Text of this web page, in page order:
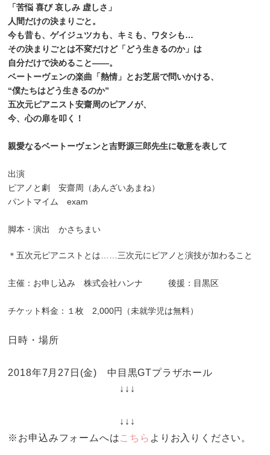
「苦悩 喜び 哀しみ 虚しさ」
人間だけの決まりごと。
今も昔も、ゲイジュツカも、キミも、ワタシも…
その決まりごとは不変だけど「どう生きるのか」は
自分だけで決めること——。
ベートーヴェンの楽曲「熱情」とお芝居で問いかける、
“僕たちはどう生きるのか”
五次元ピアニスト安齋周のピアノが、
今、心の扉を叩く！
親愛なるベートーヴェンと吉野源三郎先生に敬意を表して
出演
ピアノと劇 安齋周（あんざいあまね）
パントマイム exam
脚本・演出 かさちまい
＊五次元ピアニストとは……三次元にピアノと演技が加わること
主催：お申し込み 株式会社ハンナ 後援：目黒区
チケット料金：１枚 2,000円（未就学児は無料）
日時・場所
2018年7月27日(金) 中目黒GTプラザホール
↓↓↓
↓↓↓
※お申込みフォームへはこちら よりお入りください。